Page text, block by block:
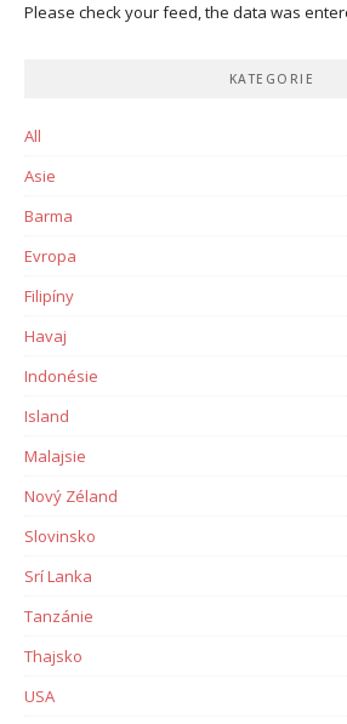
Please check your feed, the data was
KATEGORIE
All
Asie
Barma
Evropa
Filipíny
Havaj
Indonésie
Island
Malajsie
Nový Zéland
Slovinsko
Srí Lanka
Tanzánie
Thajsko
USA